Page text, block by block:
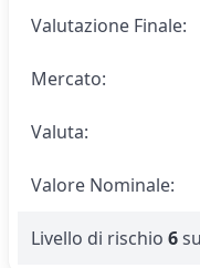
Valutazione Finale:
Mercato:
Valuta:
Valore Nominale:
Livello di rischio 6